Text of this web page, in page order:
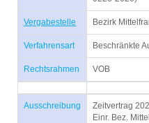
Vergabestelle Bezirk
Verfahrensart Beschränkte
Rechtsrahmen VOB
Ausschreibung
Zeitvertrag
Einr. Bez.